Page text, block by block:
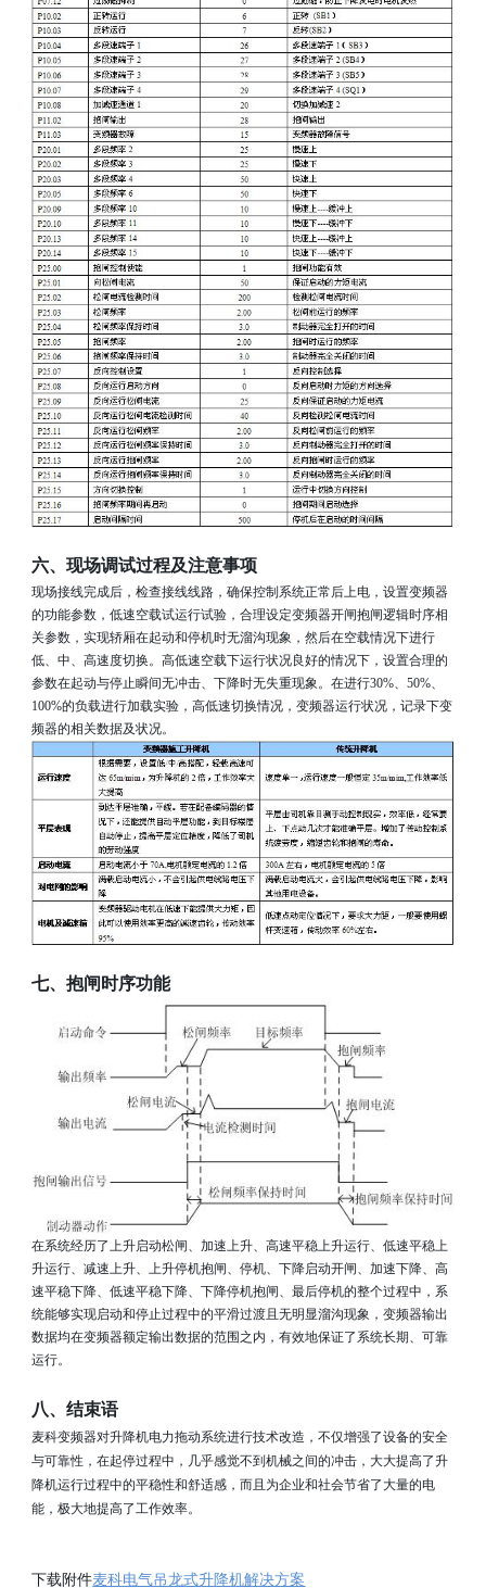
六、现场调试过程及注意事项
现场接线完成后，检查接线线路，确保控制系统正常后上电，设置变频器
的功能参数，低速空载试运行试验，合理设定变频器开闸抱闸逻辑时序相
关参数，实现轿厢在起动和停机时无溜沟现象，然后在空载情况下进行
低、中、高速度切换。高低速空载下运行状况良好的情况下，设置合理的
参数在起动与停止瞬间无冲击、下降时无失重现象。在进行30% 、50%
100%的负载进行加载实验，高低速切换情况，变频器运行状况，记录下变
频器的相关数据及状况。
七、抱闸时序功能
在系统经历了上升启动松闸、加速上升、高速平稳上升运行、低速平稳上
升运行、减速上升、上升停机抱闸、停机、下降启动开闸、加速下降、高
速平稳下降、低速平稳下降、下降停机抱闸、最后停机的整个过程中，系
统能够实现启动和停止过程中的平滑过渡且无明显溜沟现象，变频器输出
数据均在变频器额定输出数据的范围之内，有效地保证了系统长期、可靠
运行。
八、结束语
麦科变频器对升降机电力拖动系统进行技术改造，不仅增强了设备的安全
与可靠性，在起停过程中，几乎感觉不到机械之间的冲击，大大提高了升
降机运行过程中的平稳性和舒适感，而且为企业和社会节省了大量的电
能，极大地提高了工作效率。
下载附件麦科电气吊龙式升降机解决方案